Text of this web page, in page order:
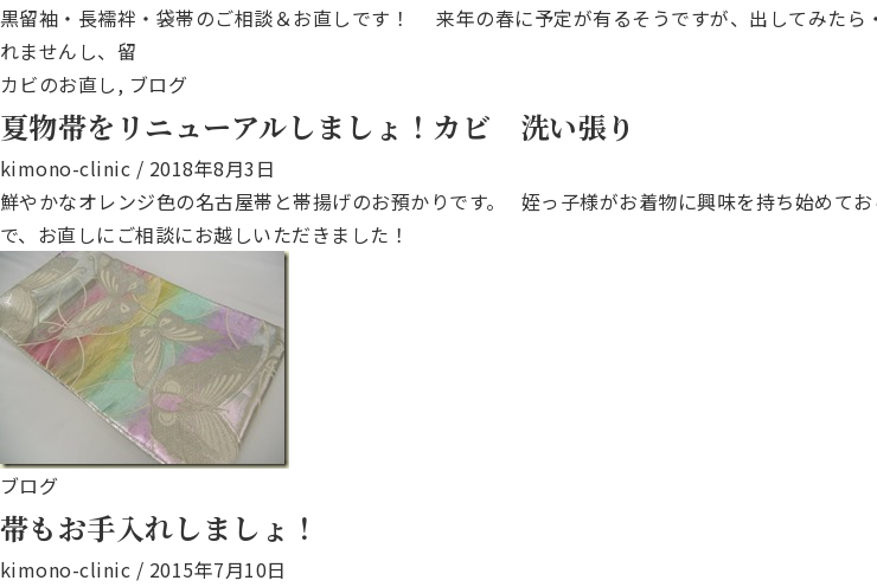
黒留袖・長襦袢・袋帯のご相談＆お直しです！ 来年の春に予定が有るそうですが、出してみた
れませんし、留
カビのお直し, ブログ
夏物帯をリニューアルしましょ！カビ 洗い張り
kimono-clinic / 2018年8月3日
鮮やかなオレンジ色の名古屋帯と帯揚げのお預かりです。 姪っ子様がお着物に興味を持ち始めて
で、お直しにご相談にお越しいただきました！
ブログ
帯もお手入れしましょ！
kimono-clinic / 2015年7月10日